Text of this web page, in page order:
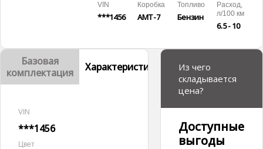
VIN
***1456
Коробка
AMT-7
Топливо
Бензин
Расход,
л/100 км
6.5 - 10
Базовая
комплектация
Характеристики Описание
VIN
***1456
Цвет
Из чего
складывается
цена?
Доступные
выгоды